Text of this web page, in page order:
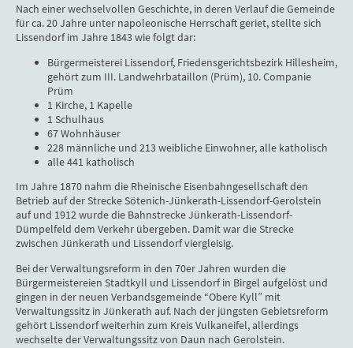
Nach einer wechselvollen Geschichte, in deren Verlauf die Gemeinde
für ca. 20 Jahre unter napoleonische Herrschaft geriet, stellte sich
Lissendorf im Jahre 1843 wie folgt dar:
Bürgermeisterei Lissendorf, Friedensgerichtsbezirk Hillesheim,
gehört zum III. Landwehrbataillon (Prüm), 10. Companie
Prüm
1 Kirche, 1 Kapelle
1 Schulhaus
67 Wohnhäuser
228 männliche und 213 weibliche Einwohner, alle katholisch
alle 441 katholisch
Im Jahre 1870 nahm die Rheinische Eisenbahngesellschaft den
Betrieb auf der Strecke Sötenich-Jünkerath-Lissendorf-Gerolstein
auf und 1912 wurde die Bahnstrecke Jünkerath-Lissendorf-
Dümpelfeld dem Verkehr übergeben. Damit war die Strecke
zwischen Jünkerath und Lissendorf viergleisig.
Bei der Verwaltungsreform in den 70er Jahren wurden die
Bürgermeistereien Stadtkyll und Lissendorf in Birgel aufgelöst und
gingen in der neuen Verbandsgemeinde “Obere Kyll” mit
Verwaltungssitz in Jünkerath auf. Nach der jüngsten Gebietsreform
gehört Lissendorf weiterhin zum Kreis Vulkaneifel, allerdings
wechselte der Verwaltungssitz von Daun nach Gerolstein.